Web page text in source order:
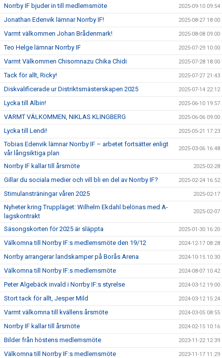
Norrby IF bjuder in till medlemsmöte 2025-09-10 09:54
Jonathan Edenvik lämnar Norrby IF! 2025-08-27 18:00
Varmt välkommen Johan Brådenmark! 2025-08-08 09:00
Teo Helge lämnar Norrby IF 2025-07-29 10:00
Varmt Välkommen Chisomnazu Chika Chidi 2025-07-28 18:00
Tack för allt, Ricky! 2025-07-27 21:43
Diskvalificerade ur Distriktsmästerskapen 2025 2025-07-14 22:12
Lycka till Albin! 2025-06-10 19:57
VARMT VÄLKOMMEN, NIKLAS KLINGBERG 2025-06-06 09:00
Lycka till Lendi! 2025-05-21 17:23
Tobias Edenvik lämnar Norrby IF – arbetet fortsätter enligt
vår långsiktiga plan
2025-03-06 16:48
Norrby IF kallar till årsmöte 2025-02-28
Gillar du sociala medier och vill bli en del av Norrby IF? 2025-02-24 16:52
Stimulansträningar våren 2025 2025-02-17
Nyheter kring Truppläget: Wilhelm Ekdahl belönas med A-
lagskontrakt
2025-02-07
Säsongskorten för 2025 är släppta 2025-01-30 16:20
Välkomna till Norrby IF:s medlemsmöte den 19/12 2024-12-17 08:28
Norrby arrangerar landskamper på Borås Arena 2024-10-15 10:30
Välkomna till Norrby IF:s medlemsmöte 2024-08-07 10:42
Peter Algebäck invald i Norrby IF:s styrelse 2024-03-12 19:00
Stort tack för allt, Jesper Mild 2024-03-12 15:24
Varmt välkomna till kvällens årsmöte 2024-03-05 08:55
Norrby IF kallar till årsmöte 2024-02-15 10:16
Bilder från höstens medlemsmöte 2023-11-22 12:39
Välkomna till Norrby IF:s medlemsmöte 2023-11-17 11:29